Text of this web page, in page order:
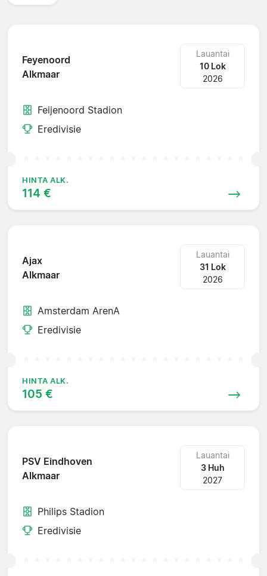
Feyenoord
Alkmaar
Lauantai
10 Lok
2026
Feijenoord Stadion
Eredivisie
HINTA ALK.
114 €
Ajax
Alkmaar
Lauantai
31 Lok
2026
Amsterdam ArenA
Eredivisie
HINTA ALK.
105 €
PSV Eindhoven
Alkmaar
Lauantai
3 Huh
2027
Philips Stadion
Eredivisie